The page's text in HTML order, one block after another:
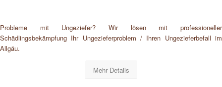
Probleme mit Ungeziefer? Wir lösen mit professioneller
Schädlingsbekämpfung Ihr Ungezieferproblem / Ihren Ungezieferbefall im
Allgäu.
Mehr Details